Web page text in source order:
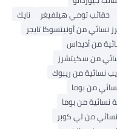
حقائب تومي هيلفيغر
نايك
نسائي من أونيتسوكا تايجر
من أديداس
من سكيتشرز
نسائية من ريبوك
من بوما
نسائية من بوما
من لي كوبر